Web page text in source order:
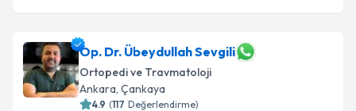
Op. Dr. Übeydullah Sevgili
Ortopedi ve Travmatoloji
Ankara, Çankaya
4.9 (117 Değerlendirme)